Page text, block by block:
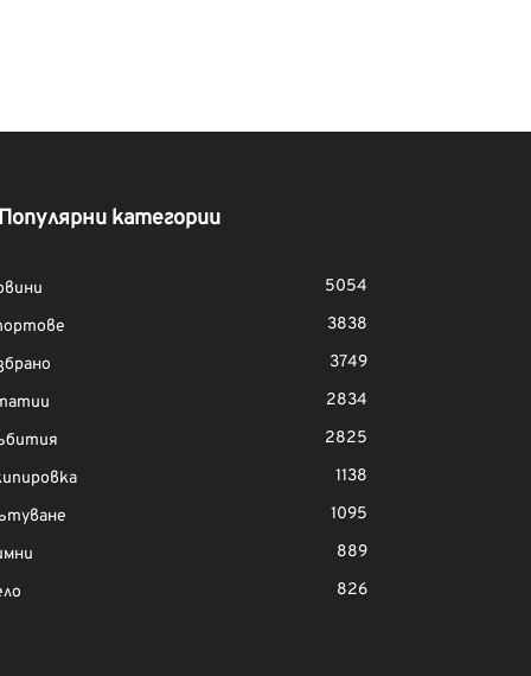
категории
5054
3838
3749
2834
2825
1138
1095
889
826